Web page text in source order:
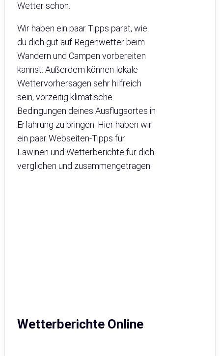
Wetter schon.
Wir haben ein paar Tipps parat, wie
du dich gut auf Regenwetter beim
Wandern und Campen vorbereiten
kannst. Außerdem können lokale
Wettervorhersagen sehr hilfreich
sein, vorzeitig klimatische
Bedingungen deines Ausflugsortes in
Erfahrung zu bringen. Hier haben wir
ein paar Webseiten-Tipps für
Lawinen und Wetterberichte für dich
verglichen und zusammengetragen:
Wetterberichte Online